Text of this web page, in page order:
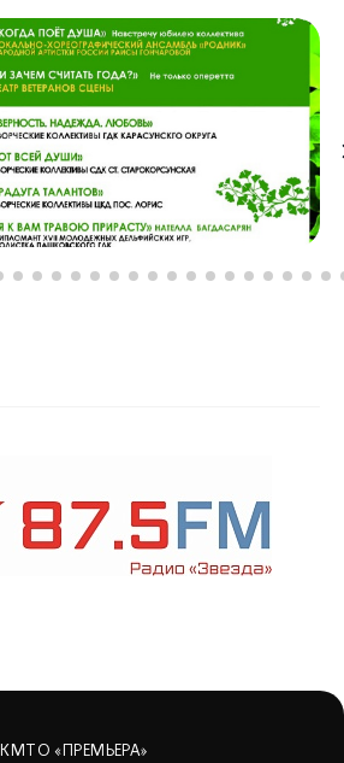
КМТО «ПРЕМЬЕРА»